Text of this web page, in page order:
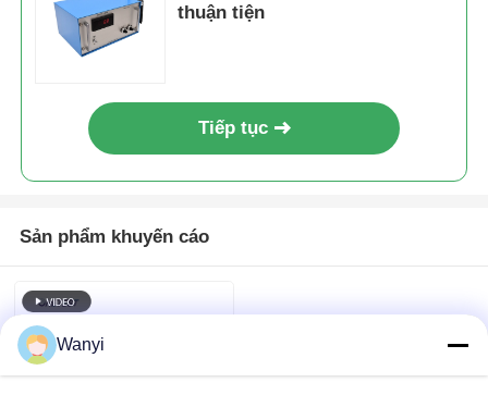
Cảm biến vật chất hạt
Thiết bị giám sát chất lượng không khí
Máy phát hiện ion âm
Máy dò ozone
Dòng Sản Phẩm Máy Siêu Âm Huibo Đài Loan
thuận tiện
Tiếp tục
Sản phẩm khuyến cáo
Wanyi